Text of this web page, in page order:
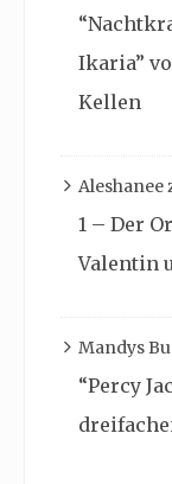
Ikaria”
Kellen
Aleshanee
1 – Der
Valentin
Mandys
“Percy